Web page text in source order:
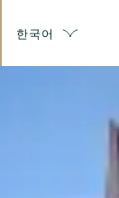
한국어